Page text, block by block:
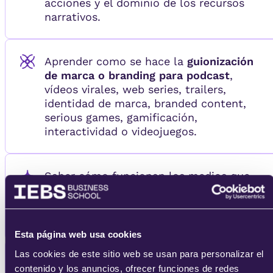
Esta página web usa cookies
Las cookies de este sitio web se usan para personalizar el
contenido y los anuncios, ofrecer funciones de redes
narrativos.
Aprender como se hace la guionización
de marca o branding para podcast,
vídeos virales, web series, trailers,
identidad de marca, branded content,
serious games, gamificación,
interactividad o videojuegos.
Saber cómo funcionan los medios que
se emplean en una
Transmedia
, consiguiendo así que cada
Tener presente la
experiencia de usuario